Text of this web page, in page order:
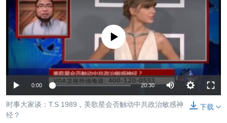
中东
欧洲
非洲
人权·法律·宗教
科教·文娱·体健
军事
热点专题
白宫要闻
国会报道
美国建国250周年
美国之音专访
VOA视频
VOA今日焦点
关注我们
没有媒体可用资源
0:00 20:30
下载
时事大家谈：T.S 1989，美歌星会否触动中共政治敏感神
经？